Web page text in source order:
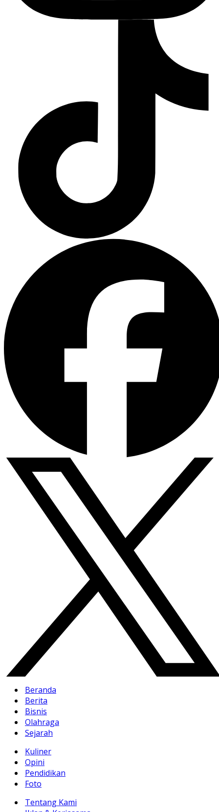
Beranda
Berita
Bisnis
Olahraga
Sejarah
Kuliner
Opini
Pendidikan
Foto
Tentang Kami